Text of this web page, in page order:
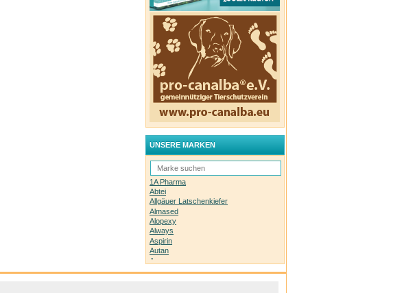
UNSERE MARKEN
1A Pharma
Abtei
Allgäuer Latschenkiefer
Almased
Alopexy
Always
Aspirin
Autan
Avene
Bachblüten-Orginal